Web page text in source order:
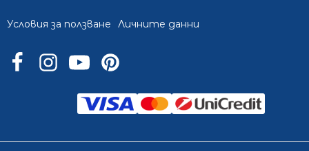
Условия за ползване Личните данни